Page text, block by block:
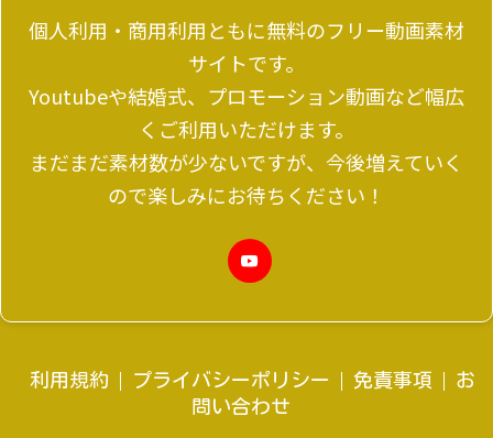
個人利用・商用利用ともに無料のフリー動画素材
サイトです。
Youtubeや結婚式、プロモーション動画など幅広
くご利用いただけます。
まだまだ素材数が少ないですが、今後増えていく
ので楽しみにお待ちください！
利用規約 プライバシーポリシー 免責事項
お
問い合わせ